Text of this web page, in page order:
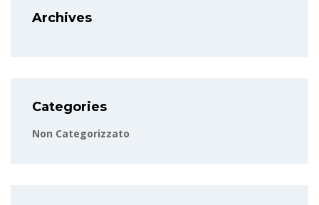
Archives
Categories
Non Categorizzato